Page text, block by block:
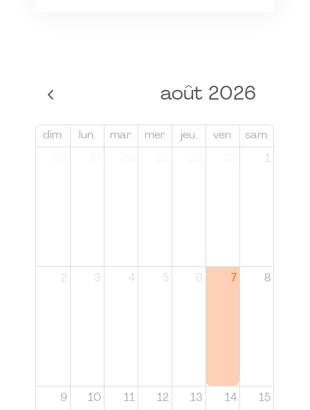
août 2026
dim. lun. mar. mer. jeu. ven. sam.
1
2 3 4 5 6 7 8
9 10 11 12 13 14 15